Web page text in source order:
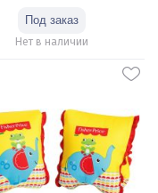
Нет в наличии